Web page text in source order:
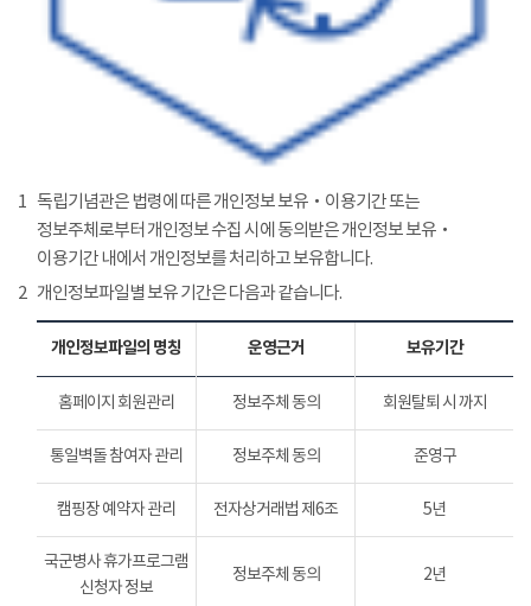
1 독립기념관은 법령에 따른 개인정보 보유‧이용기간 또는
정보주체로부터 개인정보 수집 시에 동의받은 개인정보 보유‧
이용기간 내에서 개인정보를 처리하고 보유합니다.
2 개인정보파일별 보유 기간은 다음과 같습니다.
개인정보파일의 명칭 운영근거 보유기간
홈페이지 회원관리 정보주체 동의 회원탈퇴 시 까지
통일벽돌 참여자 관리 정보주체 동의 준영구
캠핑장 예약자 관리 전자상거래법 제6조 5년
국군병사 휴가프로그램
신청자 정보
정보주체 동의 2년